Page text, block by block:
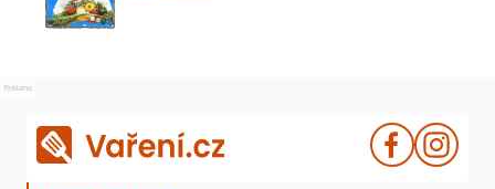
Reklama